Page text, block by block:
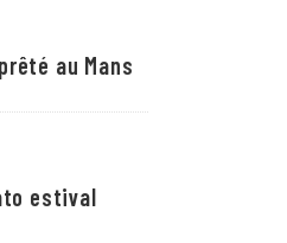
au Mans
estival